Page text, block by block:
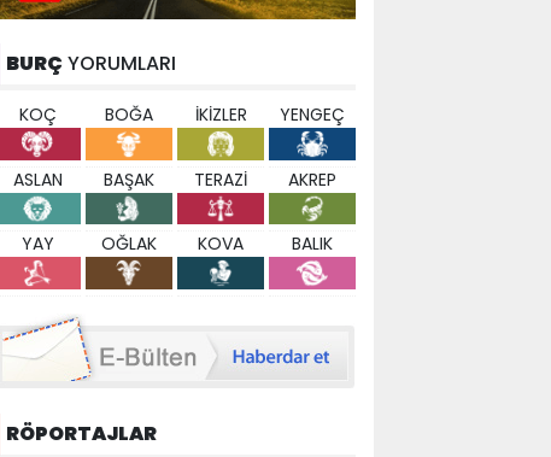
BURÇ YORUMLARI
KOÇ BOĞA İKİZLER YENGEÇ
ASLAN BAŞAK TERAZİ AKREP
YAY OĞLAK KOVA BALIK
RÖPORTAJLAR